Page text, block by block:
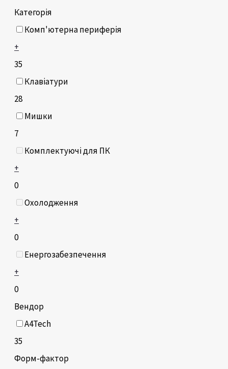
Категорія
Комп'ютерна периферія
+
35
Клавіатури
28
Мишки
7
Комплектуючі для ПК
+
0
Охолодження
+
0
Енергозабезпечення
+
0
Вендор
A4Tech
35
Форм-фактор